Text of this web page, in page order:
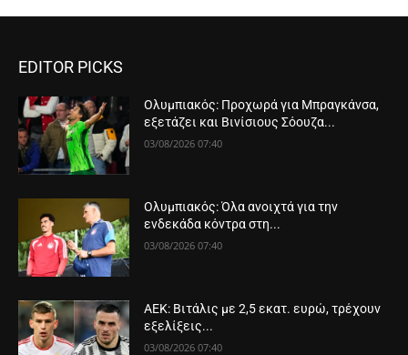
EDITOR PICKS
Ολυμπιακός: Προχωρά για Μπραγκάνσα,
εξετάζει και Βινίσιους Σόουζα...
03/08/2026 07:40
Ολυμπιακός: Όλα ανοιχτά για την
ενδεκάδα κόντρα στη...
03/08/2026 07:40
ΑΕΚ: Βιτάλις με 2,5 εκατ. ευρώ, τρέχουν
εξελίξεις...
03/08/2026 07:40